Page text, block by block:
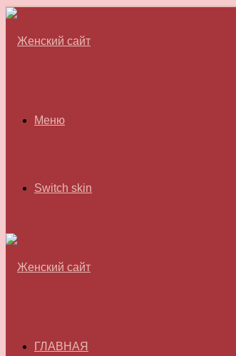
Меню
Switch skin
ГЛАВНАЯ